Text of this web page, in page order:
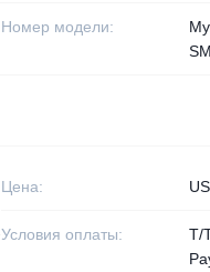
Номер модели:
Цена:
Условия оплаты:
T/